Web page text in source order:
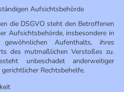
Aufsichtsbehörde
die DSGVO steht den Betroffenen
Aufsichtsbehörde, insbesondere in
Aufenthalts, ihres
des mutmaßlichen Verstoßes zu.
unbeschadet anderweitiger
Rechtsbehelfe.